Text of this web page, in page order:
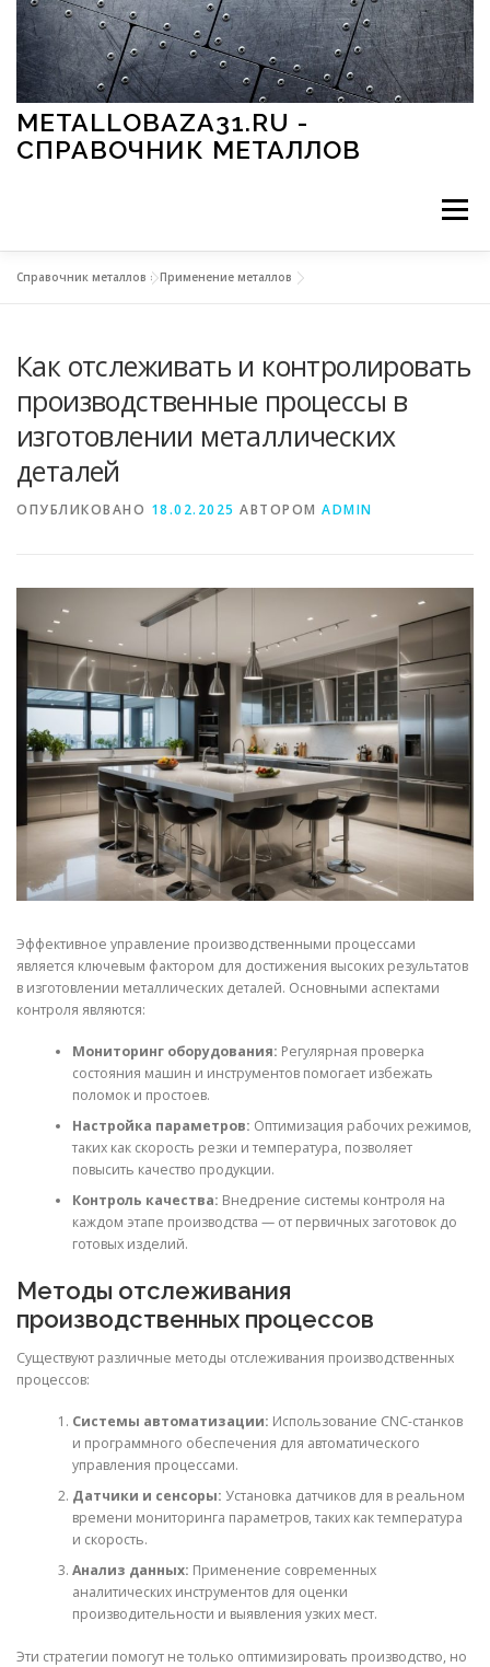
Перейти к содержимому
METALLOBAZA31.RU -
СПРАВОЧНИК МЕТАЛЛОВ
Меню
МЕТАЛЛЫ И ОКРУЖАЮЩАЯ СРЕДА
ПРИМЕНЕНИЕ МЕТАЛЛОВ
СТАТЬИ
Справочник металлов »Применение металлов
Как отслеживать и контролировать
производственные процессы в
изготовлении металлических
деталей
ОПУБЛИКОВАНО 18.02.2025 АВТОРОМ ADMIN
Эффективное управление производственными процессами
является ключевым фактором для достижения высоких результатов
в изготовлении металлических деталей. Основными аспектами
контроля являются:
Мониторинг оборудования: Регулярная проверка
состояния машин и инструментов помогает избежать
поломок и простоев.
Настройка параметров: Оптимизация рабочих режимов,
таких как скорость резки и температура, позволяет
повысить качество продукции.
Контроль качества: Внедрение системы контроля на
каждом этапе производства — от первичных заготовок до
готовых изделий.
Методы отслеживания
производственных процессов
Существуют различные методы отслеживания производственных
процессов:
Системы автоматизации: Использование CNC-станков
и программного обеспечения для автоматического
управления процессами.
Датчики и сенсоры: Установка датчиков для в реальном
времени мониторинга параметров, таких как температура
и скорость.
Анализ данных: Применение современных
аналитических инструментов для оценки
производительности и выявления узких мест.
Эти стратегии помогут не только оптимизировать производство, но